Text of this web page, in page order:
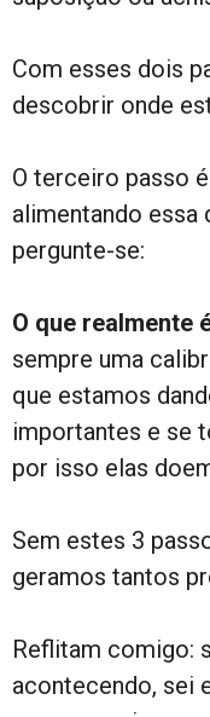
Com esses dois
descobrir onde
O terceiro passo
alimentando essa
pergunte-se:
O que realmente
sempre uma
que estamos
importantes e se
por isso elas
Sem estes 3
geramos tantos
Reflitam comigo:
acontecendo, sei